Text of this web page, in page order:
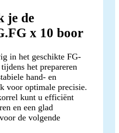
je de
x 10 boor
in het geschikte FG-
het prepareren
hand- en
voor optimale precisie.
kunt u efficiënt
en een glad
de volgende